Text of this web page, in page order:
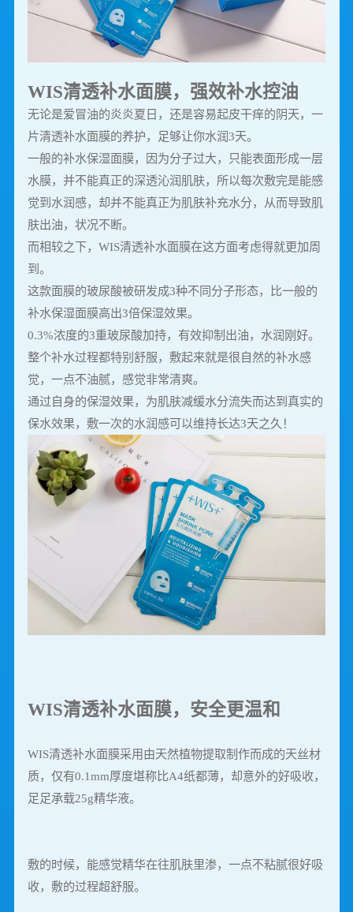
WIS清透补水面膜，强效补水控油
无论是爱冒油的炎炎夏日，还是容易起皮干痒的阴天，一
片清透补水面膜的养护，足够让你水润3天。
一般的补水保湿面膜，因为分子过大，只能表面形成一层
水膜，并不能真正的深透沁润肌肤，所以每次敷完是能感
觉到水润感，却并不能真正为肌肤补充水分，从而导致肌
肤出油，状况不断。
而相较之下，WIS清透补水面膜在这方面考虑得就更加周
到。
这款面膜的玻尿酸被研发成3种不同分子形态，比一般的
补水保湿面膜高出3倍保湿效果。
0.3%浓度的3重玻尿酸加持，有效抑制出油，水润刚好。
整个补水过程都特别舒服，敷起来就是很自然的补水感
觉，一点不油腻，感觉非常清爽。
通过自身的保湿效果，为肌肤减缓水分流失而达到真实的
保水效果，敷一次的水润感可以维持长达3天之久！
WIS清透补水面膜，安全更温和
WIS清透补水面膜采用由天然植物提取制作而成的天丝材
质，仅有0.1mm厚度堪称比A4纸都薄，却意外的好吸收，
足足承载25g精华液。
敷的时候，能感觉精华在往肌肤里渗，一点不粘腻很好吸
收，敷的过程超舒服。